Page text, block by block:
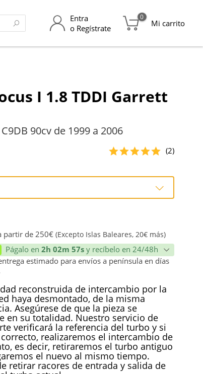
Entra
o Regístrate
0
Mi carrito
I 1.8 TDDI Garrett
90cv de 1999 a 2006
(2)
partir de 250€ (Excepto Islas Baleares, 20€ más)
Págalo en 2h 02m 57s y recíbelo en 24/48h
estimado para envíos a península en días
reconstruida de intercambio por la
haya desmontado, de la misma
Asegúrese de que la pieza se
en su totalidad. Nuestro servicio de
verificará la referencia del turbo y si
realizaremos el intercambio de
es decir, retiraremos el turbo antiguo
el nuevo al mismo tiempo.
retirar racores de entrada y salida de